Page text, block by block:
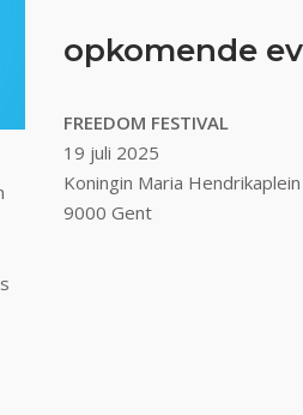
opkomende
FREEDOM FESTIVAL
19 juli 2025
Koningin Maria Hendrikaplein
9000 Gent